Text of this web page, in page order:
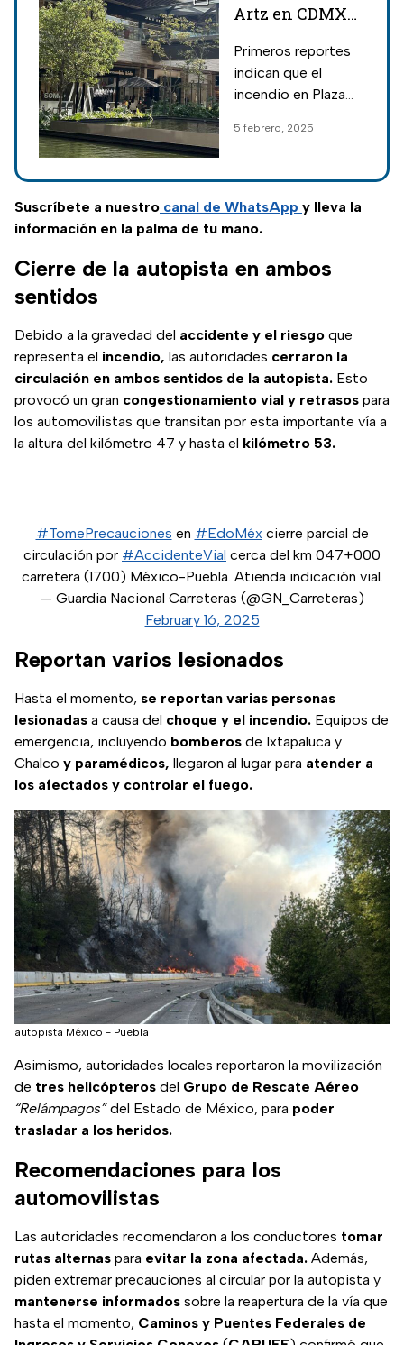
Artz en CDMX
incendio
Primeros reportes
indican que el
incendio en Plaza
CDMX se generó
circuito;
autoridades
desalojaron el
5 febrero, 2025
Suscríbete a nuestro canal de WhatsApp y lleva la
información en la palma de tu mano.
Cierre de la autopista en ambos
sentidos
Debido a la gravedad del accidente y el riesgo que
representa el incendio, las autoridades cerraron la
circulación en ambos sentidos de la autopista. Esto
provocó un gran congestionamiento vial y retrasos para
los automovilistas que transitan por esta importante vía a
la altura del kilómetro 47 y hasta el kilómetro 53.
#TomePrecauciones en #EdoMéx cierre parcial de
circulación por #AccidenteVial cerca del km 047+000
carretera (1700) México-Puebla. Atienda indicación vial.
— Guardia Nacional Carreteras (@GN_Carreteras)
February 16, 2025
Reportan varios lesionados
Hasta el momento, se reportan varias personas
lesionadas a causa del choque y el incendio. Equipos de
emergencia, incluyendo bomberos de Ixtapaluca y
Chalco y paramédicos, llegaron al lugar para atender a
los afectados y controlar el fuego.
autopista México - Puebla
Asimismo, autoridades locales reportaron la movilización
de tres helicópteros del Grupo de Rescate Aéreo
“Relámpagos”del Estado de México, para poder
trasladar a los heridos.
Recomendaciones para los
automovilistas
Las autoridades recomendaron a los conductores tomar
rutas alternas para evitar la zona afectada. Además,
piden extremar precauciones al circular por la autopista y
mantenerse informados sobre la reapertura de la vía que
hasta el momento, Caminos y Puentes Federales de